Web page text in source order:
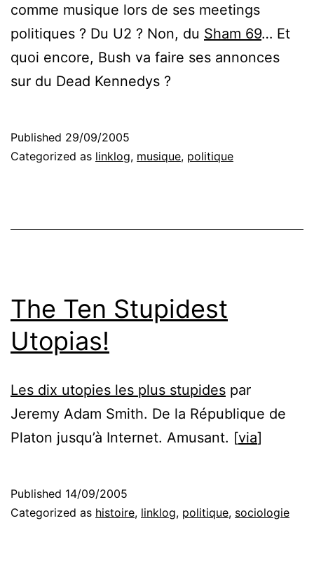
comme musique lors de ses meetings
politiques ? Du U2 ? Non, du Sham 69… Et
quoi encore, Bush va faire ses annonces
sur du Dead Kennedys ?
Published 29/09/2005
Categorized as linklog, musique, politique
The Ten Stupidest
Utopias!
Les dix utopies les plus stupides par
Jeremy Adam Smith. De la République de
Platon jusqu’à Internet. Amusant. [via]
Published 14/09/2005
Categorized as histoire, linklog, politique, sociologie